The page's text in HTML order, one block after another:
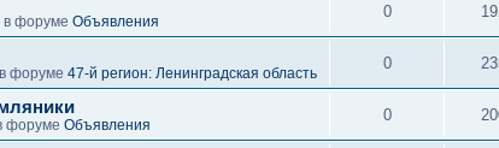
в форуме Объявления
0
форуме 47-й регион: Ленинградская область
0
форуме Объявления
0